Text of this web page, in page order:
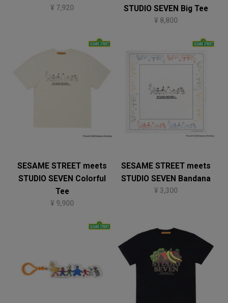
¥ 7,920
STUDIO SEVEN Big Tee
¥ 8,800
SESAME STREET meets
STUDIO SEVEN Colorful
Tee
¥ 9,900
SESAME STREET meets
STUDIO SEVEN Bandana
¥ 3,300